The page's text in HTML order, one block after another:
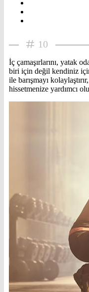
10
İç çamaşırlarını, yatak
biri için değil kendiniz
ile barışmayı
hissetmenize yardımcı